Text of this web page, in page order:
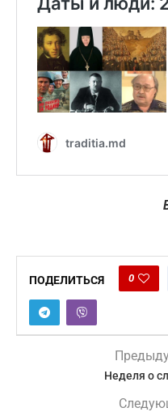
ПОДЕЛИТЬСЯ 0
Неделя о